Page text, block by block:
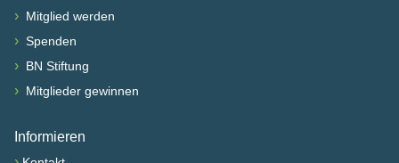
› Mitglied werden
› Spenden
› BN Stiftung
› Mitglieder gewinnen
Informieren